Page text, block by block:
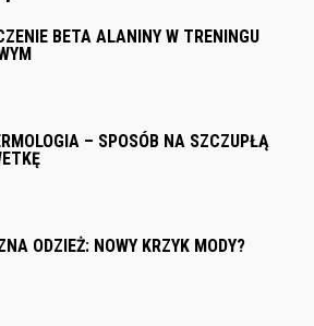
BETA ALANINY W TRENINGU
– SPOSÓB NA SZCZUPŁĄ
ODZIEŻ: NOWY KRZYK MODY?